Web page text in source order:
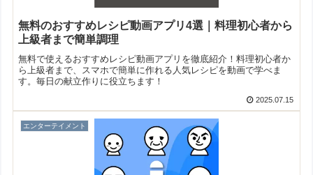
無料のおすすめレシピ動画アプリ4選｜料理初心者から
上級者まで簡単調理
無料で使えるおすすめレシピ動画アプリを徹底紹介！料理初心者か
ら上級者まで、スマホで簡単に作れる人気レシピを動画で学べま
す。毎日の献立作りに役立ちます！
2025.07.15
エンターテイメント